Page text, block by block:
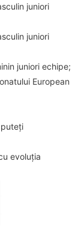
juniori
juniori
juniori echipe;
European
evoluția